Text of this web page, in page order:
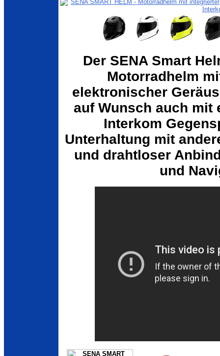
Der SENA Smart
Motorradhelm
elektronischer
auf Wunsch auch mit
Interkom
Unterhaltung mit
und drahtloser
und